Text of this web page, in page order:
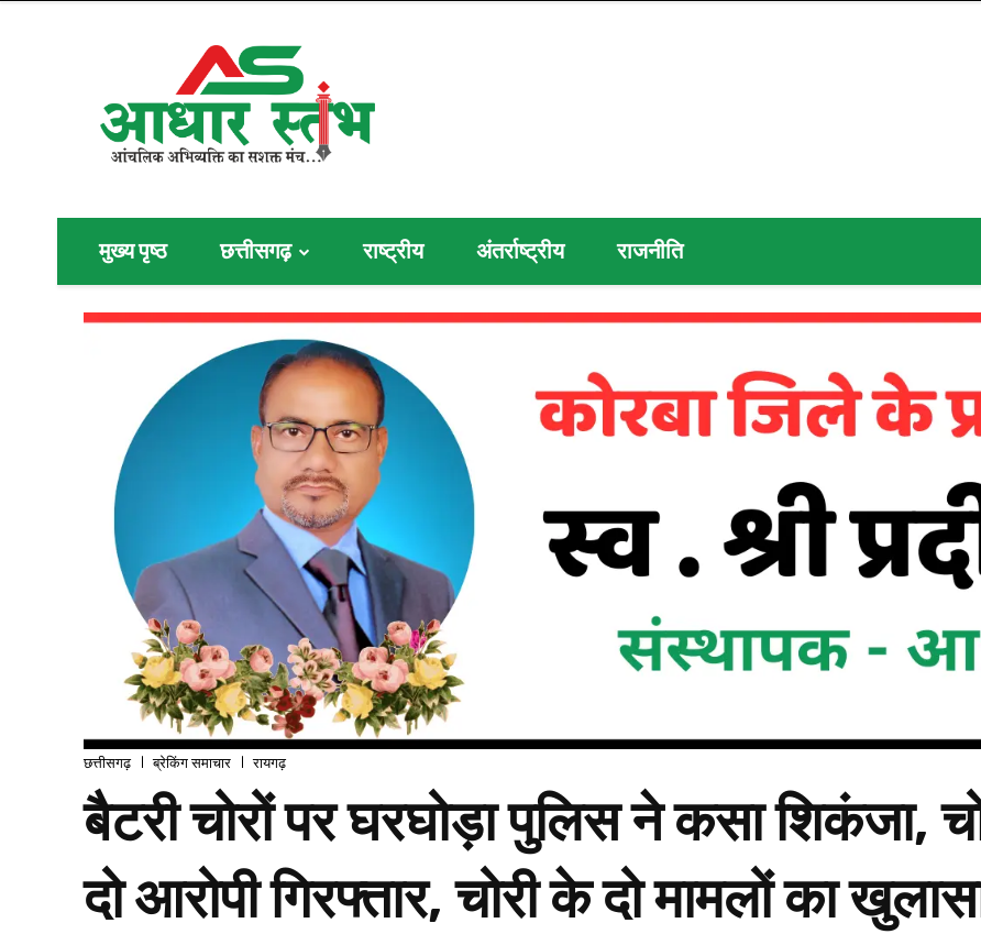
मुख्य पृष्ठ छत्तीसगढ़ राष्ट्रीय अंतर्राष्ट्रीय राजनीति
छत्तीसगढ़ ब्रेकिंग समाचार रायगढ़
बैटरी चोरों पर घरघोड़ा पुलिस ने कसा शिकंजा,
दो आरोपी गिरफ्तार, चोरी के दो मामलों का